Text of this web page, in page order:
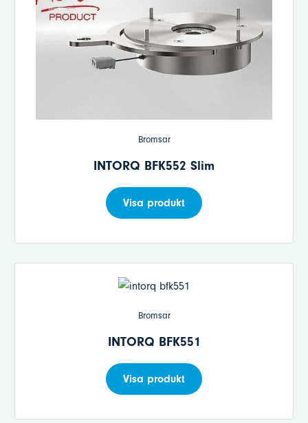
Bromsar
INTORQ BFK552 Slim
Visa produkt
Bromsar
INTORQ BFK551
Visa produkt